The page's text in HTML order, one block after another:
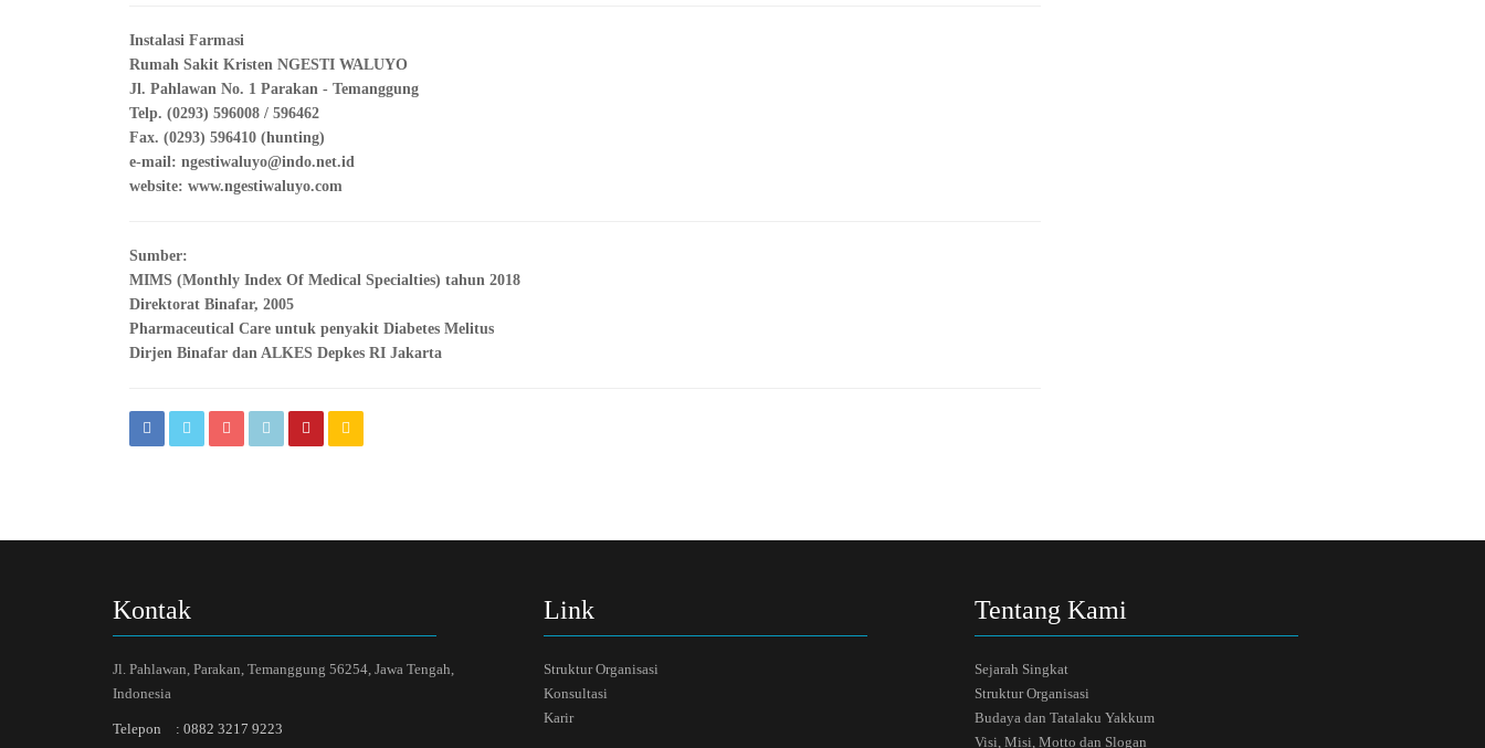
Instalasi Farmasi
Rumah Sakit Kristen NGESTI WALUYO
Jl. Pahlawan No. 1 Parakan - Temanggung
Telp. (0293) 596008 / 596462
Fax. (0293) 596410 (hunting)
e-mail: ngestiwaluyo@indo.net.id
website: www.ngestiwaluyo.com
Sumber:
MIMS (Monthly Index Of Medical Specialties) tahun 2018
Direktorat Binafar, 2005
Pharmaceutical Care untuk penyakit Diabetes Melitus
Dirjen Binafar dan ALKES Depkes RI Jakarta
Kontak
Jl. Pahlawan, Parakan, Temanggung 56254, Jawa Tengah,
Indonesia
Telepon : 0882 3217 9223
Link
Struktur Organisasi
Konsultasi
Karir
Tentang Kami
Sejarah Singkat
Struktur Organisasi
Budaya dan Tatalaku Yakkum
Visi, Misi, Motto dan Slogan